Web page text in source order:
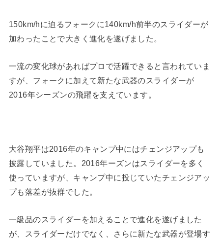
150km/hに迫るフォークに140km/h前半のスライダーが
加わったことで大きく進化を遂げました。
一流の変化球があればプロで活躍できると言われていま
すが、フォークに加えて新たな武器のスライダーが
2016年シーズンの飛躍を支えています。
大谷翔平は2016年のキャンプ中にはチェンジアップも
披露していました。2016年ーズンはスライダーを多く
使っていますが、キャンプ中に投じていたチェンジアッ
プも落差が抜群でした。
一級品のスライダーを加えることで進化を遂げました
が、スライダーだけでなく、さらに新たな武器が登場す